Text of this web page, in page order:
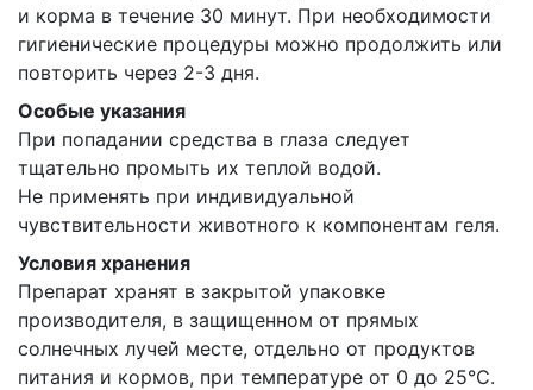
и корма в течение 30 минут. При необходимости
гигиенические процедуры можно продолжить или
повторить через 2-3 дня.
Особые указания
При попадании средства в глаза следует
тщательно промыть их теплой водой.
Не применять при индивидуальной
чувствительности животного к компонентам геля.
Условия хранения
Препарат хранят в закрытой упаковке
производителя, в защищенном от прямых
солнечных лучей месте, отдельно от продуктов
питания и кормов, при температуре от 0 до 25°С.